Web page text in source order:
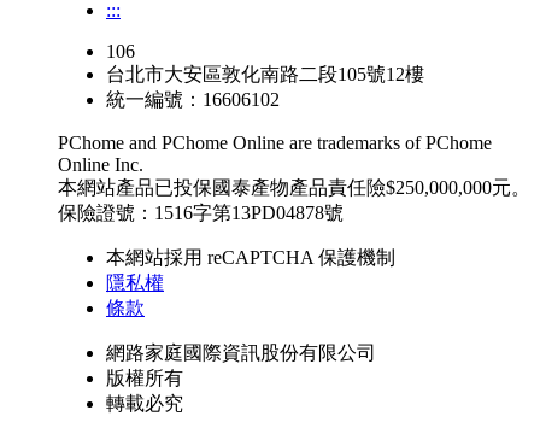
:::
106
台北市大安區敦化南路二段105號12樓
統一編號：16606102
PChome and PChome Online are trademarks of PChome
Online Inc.
本網站產品已投保國泰產物產品責任險$250,000,000元。
保險證號：1516字第13PD04878號
本網站採用 reCAPTCHA 保護機制
隱私權
條款
網路家庭國際資訊股份有限公司
版權所有
轉載必究